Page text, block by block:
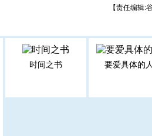
【责任编辑:
时间之书 要爱具体的